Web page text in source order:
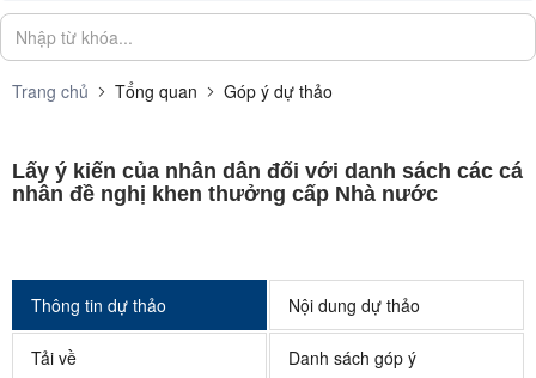
Trang chủ Tổng quan Góp ý dự thảo
Lấy ý kiến của nhân dân đối với danh sách các cá
nhân đề nghị khen thưởng cấp Nhà nước
Thông tin dự thảo Nội dung dự thảo
Tải về Danh sách góp ý